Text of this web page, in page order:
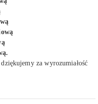
za wyrozumiałość